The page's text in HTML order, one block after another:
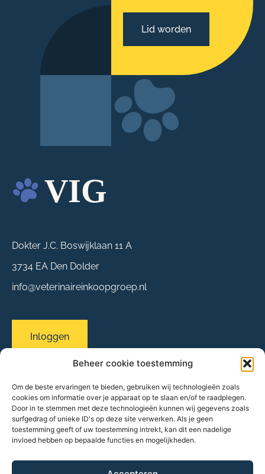
Beheer cookie toestemming
Om de beste ervaringen te bieden, gebruiken wij technologieën zoals
cookies om informatie over je apparaat op te slaan en/of te raadplegen.
Door in te stemmen met deze technologieën kunnen wij gegevens zoals
surfgedrag of unieke ID's op deze site verwerken. Als je geen
toestemming geeft of uw toestemming intrekt, kan dit een nadelige
invloed hebben op bepaalde functies en mogelijkheden.
Lid worden
Dokter J.C. Boswijklaan 11 A
3734 EA Den Dolder
info@veterinaireinkoopgroep.nl
Inloggen
Sitemap
Over ons
Evenementen
Onze praktijken
Partners & leveranciers
Nieuws